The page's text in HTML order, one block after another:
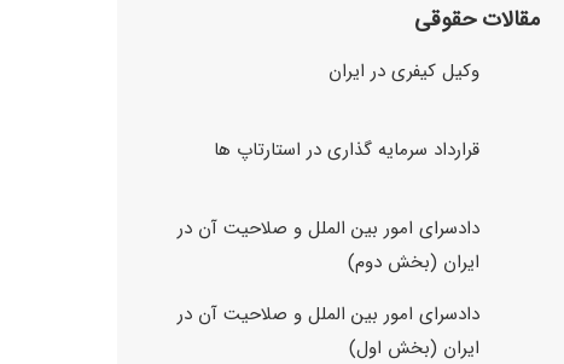
مقالات حقوقی
وکیل کیفری در ایران
قرارداد سرمایه گذاری در استارتاپ ها
دادسرای امور بین الملل و صلاحیت آن در
ایران (بخش دوم)
دادسرای امور بین الملل و صلاحیت آن در
ایران (بخش اول)